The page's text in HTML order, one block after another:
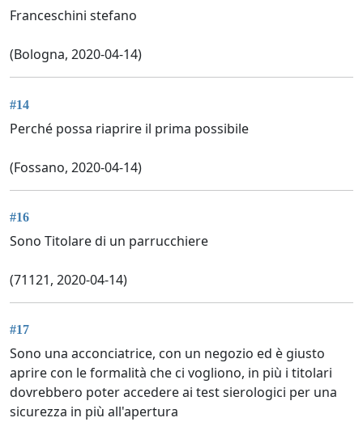
Franceschini stefano
(Bologna, 2020-04-14)
#14
Perché possa riaprire il prima possibile
(Fossano, 2020-04-14)
#16
Sono Titolare di un parrucchiere
(71121, 2020-04-14)
#17
Sono una acconciatrice, con un negozio ed è giusto
aprire con le formalità che ci vogliono, in più i titolari
dovrebbero poter accedere ai test sierologici per una
sicurezza in più all'apertura